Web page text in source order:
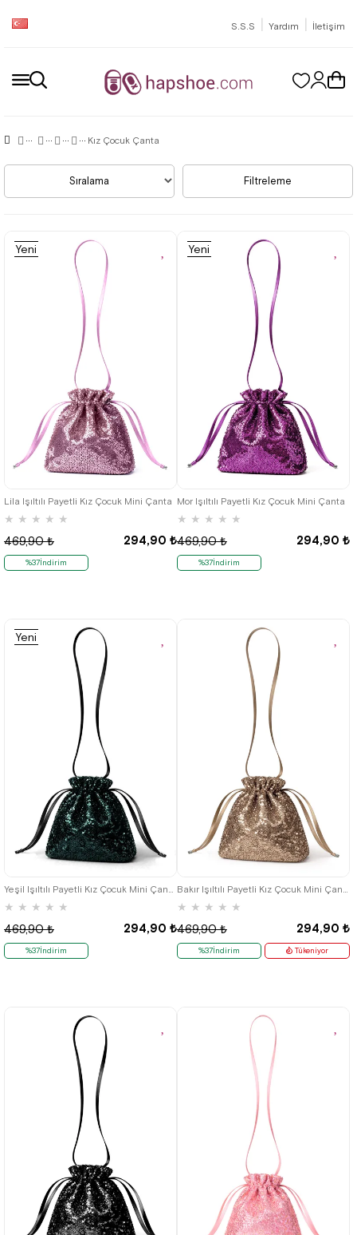
S.S.S | Yardım | İletişim
Kız Çocuk Çanta
Filtreleme
Sıralama
Lila Işıltılı Payetli Kız Çocuk Mini Çanta
★ ★ ★ ★ ★
294,90 ₺
469,90 ₺
%37İndirim
Yeni
Mor Işıltılı Payetli Kız Çocuk Mini Çanta
★ ★ ★ ★ ★
294,90 ₺
469,90 ₺
%37İndirim
Yeni
Yeşil Işıltılı Payetli Kız Çocuk Mini Çanta
★ ★ ★ ★ ★
294,90 ₺
469,90 ₺
%37İndirim
Yeni
Bakır Işıltılı Payetli Kız Çocuk Mini Çanta
★ ★ ★ ★ ★
294,90 ₺
469,90 ₺
%37İndirim Tükeniyor